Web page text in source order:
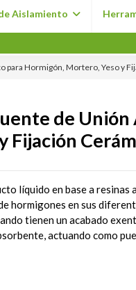
Aislamiento
para Hormigón, Mortero, Yeso y
de
Fijación
líquido en base a
hormigones en sus
tienen un acabado
actuando como